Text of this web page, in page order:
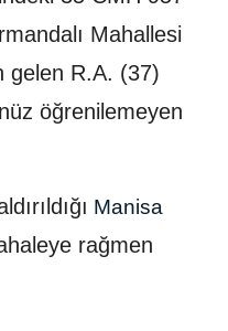
Mahallesi
gelen R.A. (37)
öğrenilemeyen
Manisa
rağmen